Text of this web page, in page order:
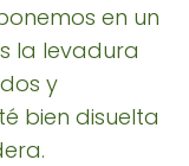
en un
la levadura
y
bien disuelta